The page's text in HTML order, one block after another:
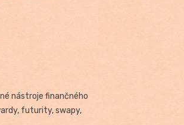
nástroje finančného
futurity, swapy,